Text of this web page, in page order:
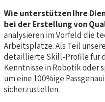
Wie unterstützen Ihre
bei der Erstellung von
analysieren im Vorfeld die
Arbeitsplätze. Als Teil
detaillierte Skill-Profile für
Kenntnisse in Robotik oder
um eine 100%ige
sicherzustellen.